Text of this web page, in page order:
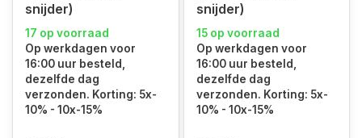
snijder)
17 op voorraad
Op werkdagen voor
16:00 uur besteld,
dezelfde dag
verzonden. Korting: 5x-
10% - 10x-15%
snijder)
15 op voorraad
Op werkdagen voor
16:00 uur besteld,
dezelfde dag
verzonden. Korting: 5x-
10% - 10x-15%